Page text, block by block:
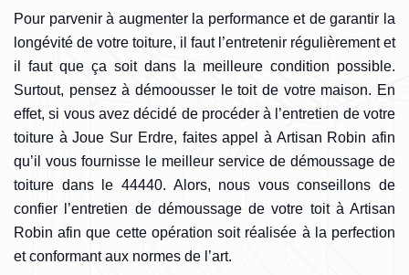
Pour parvenir à augmenter la performance et de garantir la
longévité de votre toiture, il faut l’entretenir régulièrement et
il faut que ça soit dans la meilleure condition possible.
Surtout, pensez à démoousser le toit de votre maison. En
effet, si vous avez décidé de procéder à l’entretien de votre
toiture à Joue Sur Erdre, faites appel à Artisan Robin afin
qu’il vous fournisse le meilleur service de démoussage de
toiture dans le 44440. Alors, nous vous conseillons de
confier l’entretien de démoussage de votre toit à Artisan
Robin afin que cette opération soit réalisée à la perfection
et conformant aux normes de l’art.